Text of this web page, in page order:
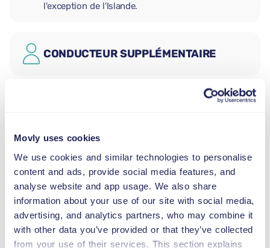
Movly uses cookies
We use cookies and similar technologies to personalise
content and ads, provide social media features, and
analyse website and app usage. We also share
information about your use of our site with social media,
advertising, and analytics partners, who may combine it
with other data you’ve provided or that they’ve collected
from your use of their services. This section explains
l'exception de l'Islande.
CONDUCTEUR SUPPLÉMENTAIRE
SIÈGE AUTO ENFANT
9–18 kg
REHAUSSEUR
15–36 kg